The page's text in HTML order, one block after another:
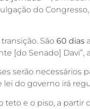
do Congresso,
São 60 dias
[do Senado] Davi”,
serão necessários
do governo irá
teto e o piso, a partir